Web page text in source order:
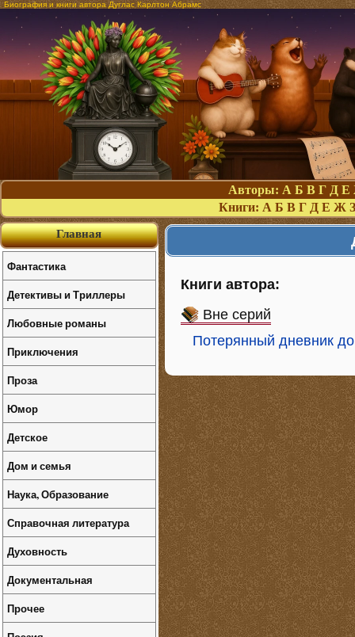
Биография и книги автора Дуглас Карлтон Абрамс
Авторы: А Б В Г Д Е
Книги: А Б В Г Д Е Ж З
Книги автора:
Вне серий
Потерянный дневник
Главная
Фантастика
Детективы и Триллеры
Любовные романы
Приключения
Проза
Юмор
Детское
Дом и семья
Наука, Образование
Справочная литература
Духовность
Документальная
Прочее